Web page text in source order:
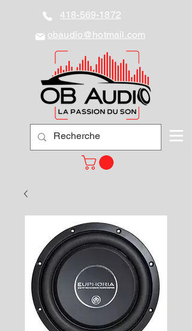
418-569-1872
obaudio@hotmail.com